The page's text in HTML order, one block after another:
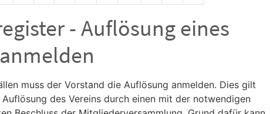
- Auflösung eines
muss der Vorstand die Auflösung anmelden. Dies gilt
des Vereins durch einen mit der notwendigen